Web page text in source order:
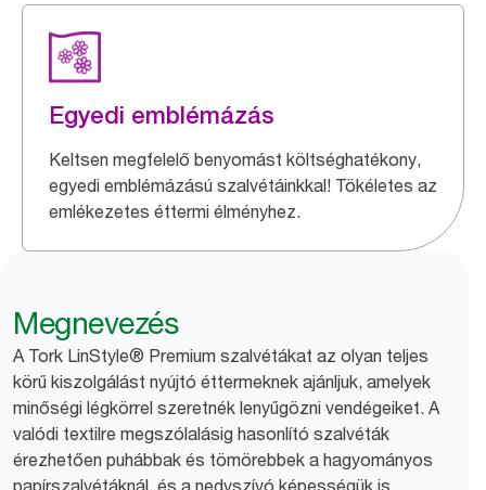
Egyedi emblémázás
Keltsen megfelelő benyomást költséghatékony,
egyedi emblémázású szalvétáinkkal! Tökéletes az
emlékezetes éttermi élményhez.
Megnevezés
A Tork LinStyle® Premium szalvétákat az olyan teljes
körű kiszolgálást nyújtó éttermeknek ajánljuk, amelyek
minőségi légkörrel szeretnék lenyűgözni vendégeiket. A
valódi textilre megszólalásig hasonlító szalvéták
érezhetően puhábbak és tömörebbek a hagyományos
papírszalvétáknál, és a nedvszívó képességük is